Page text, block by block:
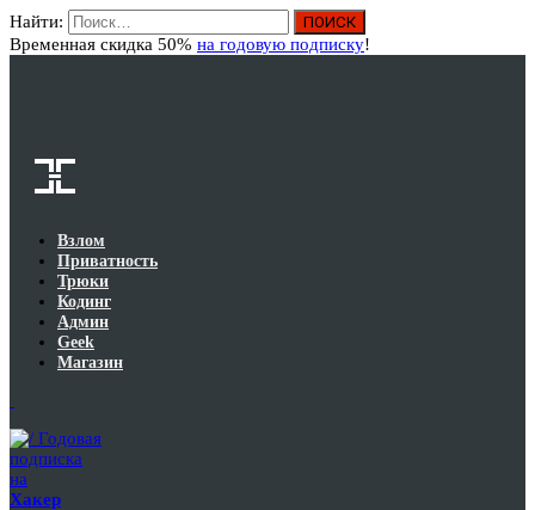
Найти:
Временная скидка 50% на годовую подписку!
Взлом
Приватность
Трюки
Кодинг
Админ
Geek
Магазин
Годовая
подписка
на
Хакер